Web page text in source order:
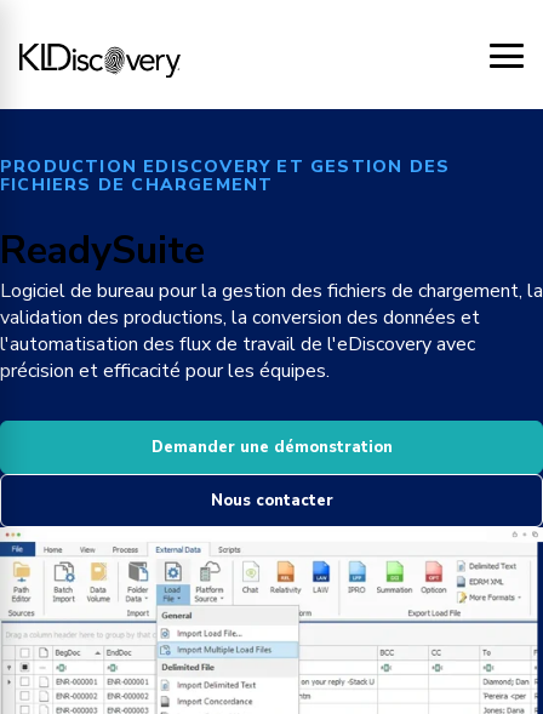
PRODUCTION EDISCOVERY ET GESTION DES
FICHIERS DE CHARGEMENT
ReadySuite
Logiciel de bureau pour la gestion des fichiers de chargement, la
validation des productions, la conversion des données et
l'automatisation des flux de travail de l'eDiscovery avec
précision et efficacité pour les équipes.
Demander une démonstration
Nous contacter